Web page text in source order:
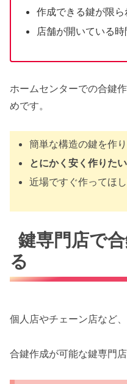
作成できる鍵が限ら
店舗が開いている
ホームセンターでの合鍵
めです。
簡単な構造の鍵を作
とにかく安く作りたい
近場ですぐ作ってほ
鍵専門店で
る
個人店やチェーン店など
合鍵作成が可能な鍵専門